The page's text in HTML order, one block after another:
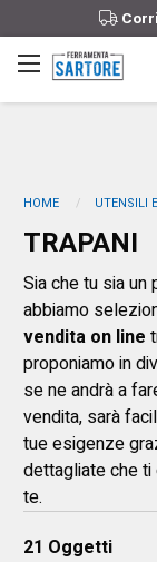
HOME UTENSILI
TRAPANI
Sia che tu sia
abbiamo
vendita on line
proponiamo in
se ne andrà a
vendita, sarà
tue esigenze
dettagliate che
te.
21 Oggetti